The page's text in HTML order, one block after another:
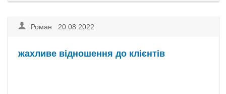
Роман 20.08.2022
жахливе відношення до клієнтів